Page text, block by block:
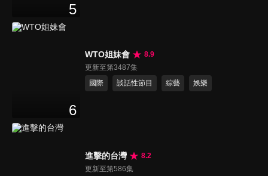
5
6
WTO姐妹會
8.9
更新至第3487集
國際
談話性節目 綜藝 娛樂
進擊的台灣
8.2
更新至第586集